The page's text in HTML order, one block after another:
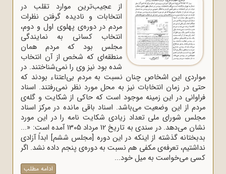
از عجیب‌ترین موارد تقلب در
انتخابات و نادیده گرفتن نظرات
مردم در دوره‌ی پهلوی اول و دوم،
انتخاب کسانی به نمایندگی
مجلس بود که مردم همان
منطقه‌ای که شخص از آن انتخاب
شده بود نیز وی را نمی‌شناختند. در
مواردی این اشخاص چنان نسبت به مردم بی‌اعتناء بودند که
حتی در زمان انتخابات نیز به محل مورد نظر نمی‌رفتند. اسناد
فراوانی در این زمینه موجود است که حاکی از شکایت و گله‌ی
مردم از این وضعیت می‌باشد. اسناد باقی مانده در مرکز اسناد
مجلس شورای ملی تعداد زیادی شکایت نامه را در این مورد
نشان می‌دهد. در سندی به تاریخ 12 مرداد 1305 آمده است: «...
بدبختانه گذشته از اینکه در این دوره [مجلس ششم] ابداً آزادی
نداشتیم، تعرفه‌ی مکفی هم نسبت به دوره‌ی پنجم داده نشد. اگر
کسی می‌خواست به میل خود...
ادامه مطلب